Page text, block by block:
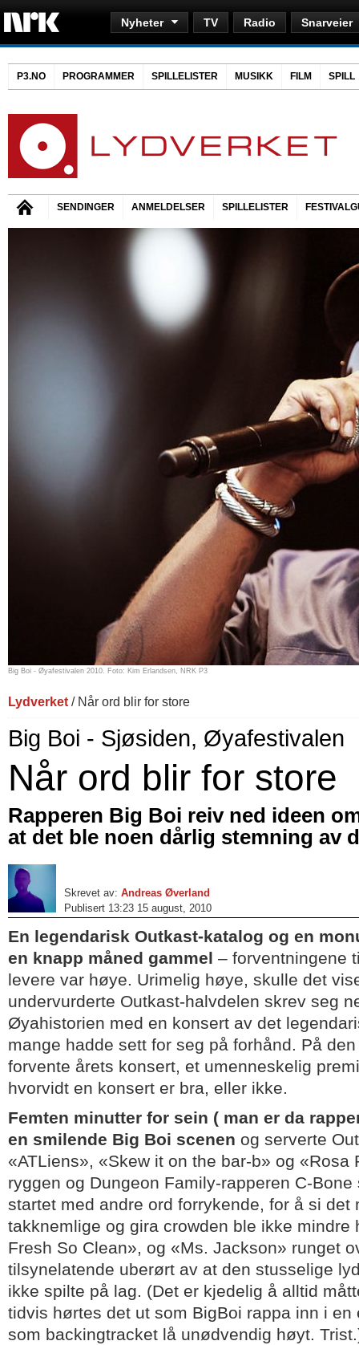
Nyheter TV Radio Snarveier
P3.NO PROGRAMMER SPILLELISTER MUSIKK FILM SPILL
SENDINGER ANMELDELSER SPILLELISTER
Big Boi - Øyafestivalen 2010. Foto: Kim Erlandsen, NRK P3
Lydverket / Når ord blir for store
Big Boi - Sjøsiden, Øyafestivalen
Når ord blir for store
Rapperen Big Boi reiv ned ideen
at det ble noen dårlig stemning av
Skrevet av: Andreas Øverland
Publisert 13:23 15 august, 2010
En legendarisk Outkast-katalog og en
en knapp måned gammel – forventningene
levere var høye. Urimelig høye, skulle det
undervurderte Outkast-halvdelen skrev seg
Øyahistorien med en konsert av det
mange hadde sett for seg på forhånd. På
forvente årets konsert, et umenneskelig
hvorvidt en konsert er bra, eller ikke.
Femten minutter for sein ( man er da
en smilende Big Boi scenen og serverte
«ATLiens», «Skew it on the bar-b» og «Rosa
ryggen og Dungeon Family-rapperen C-
startet med andre ord forrykende, for å si det
takknemlige og gira crowden ble ikke
Fresh So Clean», og «Ms. Jackson» runget
tilsynelatende uberørt av at den stusselige
ikke spilte på lag. (Det er kjedelig å alltid
tidvis hørtes det ut som BigBoi rappa inn i
som backingtracket lå unødvendig høyt.